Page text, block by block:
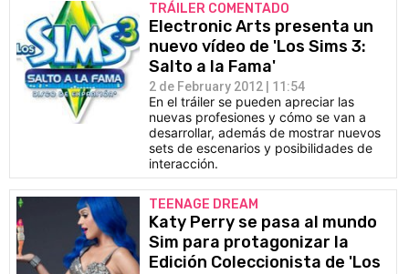
TRÁILER COMENTADO
Electronic Arts presenta un
nuevo vídeo de 'Los Sims 3:
Salto a la Fama'
2 de February 2012 | 11:54
En el tráiler se pueden apreciar las
nuevas profesiones y cómo se van a
desarrollar, además de mostrar nuevos
sets de escenarios y posibilidades de
interacción.
TEENAGE DREAM
Katy Perry se pasa al mundo
Sim para protagonizar la
Edición Coleccionista de 'Los